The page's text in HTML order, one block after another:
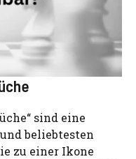
sind eine
beliebtesten
zu einer Ikone